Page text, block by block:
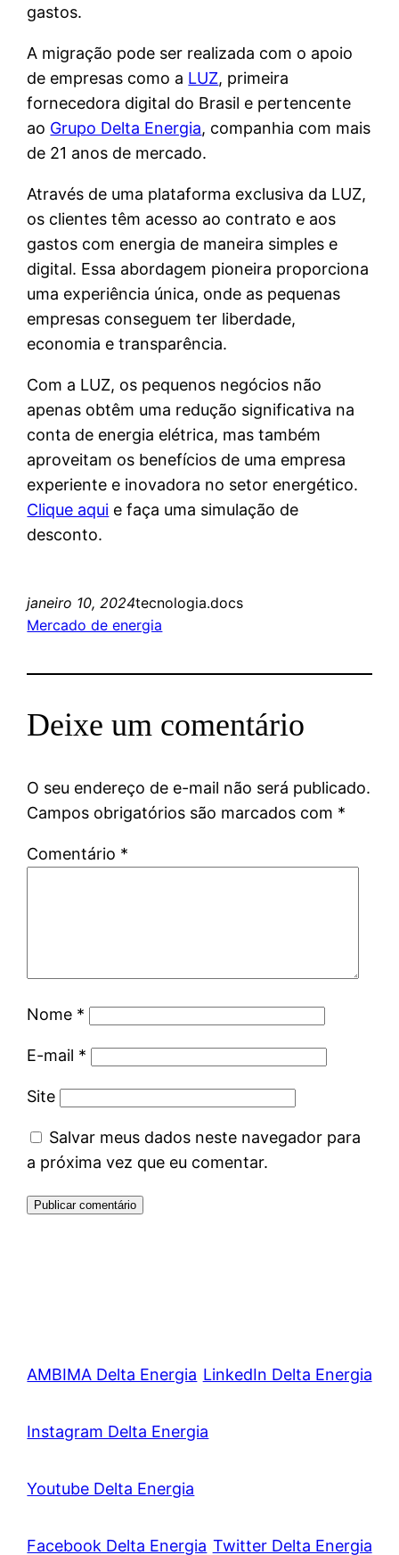
gastos.
A migração pode ser realizada com o apoio
de empresas como a LUZ, primeira
fornecedora digital do Brasil e pertencente
ao Grupo Delta Energia, companhia com mais
de 21 anos de mercado.
Através de uma plataforma exclusiva da LUZ,
os clientes têm acesso ao contrato e aos
gastos com energia de maneira simples e
digital. Essa abordagem pioneira proporciona
uma experiência única, onde as pequenas
empresas conseguem ter liberdade,
economia e transparência.
Com a LUZ, os pequenos negócios não
apenas obtêm uma redução significativa na
conta de energia elétrica, mas também
aproveitam os benefícios de uma empresa
experiente e inovadora no setor energético.
Clique aqui e faça uma simulação de
desconto.
janeiro 10, 2024tecnologia.docs
Mercado de energia
Deixe um comentário
O seu endereço de e-mail não será publicado.
Campos obrigatórios são marcados com *
Comentário *
Nome *
E-mail *
Site
Salvar meus dados neste navegador para
a próxima vez que eu comentar.
AMBIMA Delta Energia LinkedIn Delta Energia
Instagram Delta Energia
Youtube Delta Energia
Facebook Delta Energia Twitter Delta Energia